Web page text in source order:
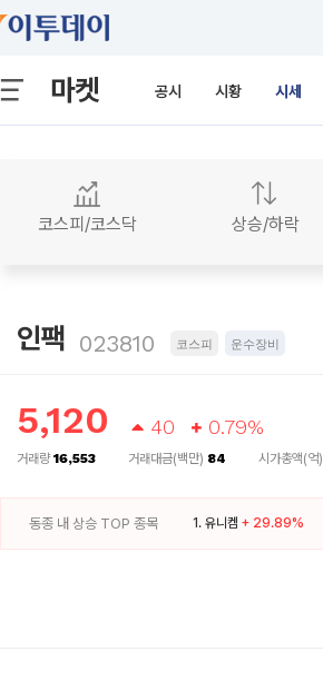
마켓 공시 시황 시세
코스피/코스닥 상승/하락
인팩 023810 코스피 운수장비
5,120 40 0.79%
거래량16,553 거래대금(백만) 84 시가총액(억)
동종 내 상승 TOP 종목 1. 유니켐 + 29.89%